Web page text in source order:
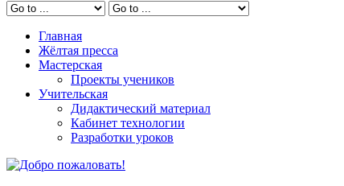
Главная
Жёлтая пресса
Мастерская
Проекты учеников
Учительская
Дидактический материал
Кабинет технологии
Разработки уроков